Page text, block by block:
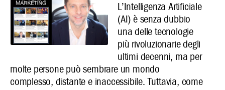
L’Intelligenza Artificiale
(AI) è senza dubbio
una delle tecnologie
più rivoluzionarie degli
ultimi decenni, ma per
molte persone può sembrare un mondo
complesso, distante e inaccessibile. Tuttavia, come